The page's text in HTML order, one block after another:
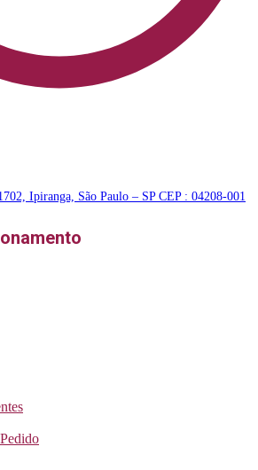
Ipiranga, São Paulo – SP CEP : 04208-001